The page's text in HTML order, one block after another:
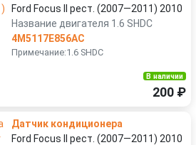
Ford Focus II рест. (2007—2011) 2010
Название двигателя 1.6 SHDC
4M5117E856AC
Примечание:1.6 SHDC
В наличии
200 ₽
Датчик кондиционера
Ford Focus II рест. (2007—2011) 2010